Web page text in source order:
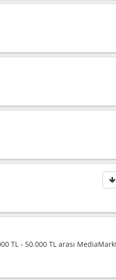
TL - 50.000 TL arası